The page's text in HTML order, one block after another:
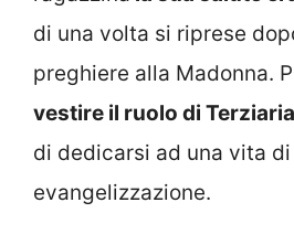
di una volta si riprese
preghiere alla Madonna.
vestire il ruolo di
di dedicarsi ad una vita
evangelizzazione.